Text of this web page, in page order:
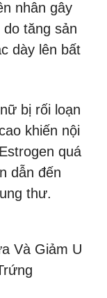
nhân gây
tăng sản
dày lên bất
bị rối loạn
khiến nội
quá
dẫn đến
thư.
Và Giảm U